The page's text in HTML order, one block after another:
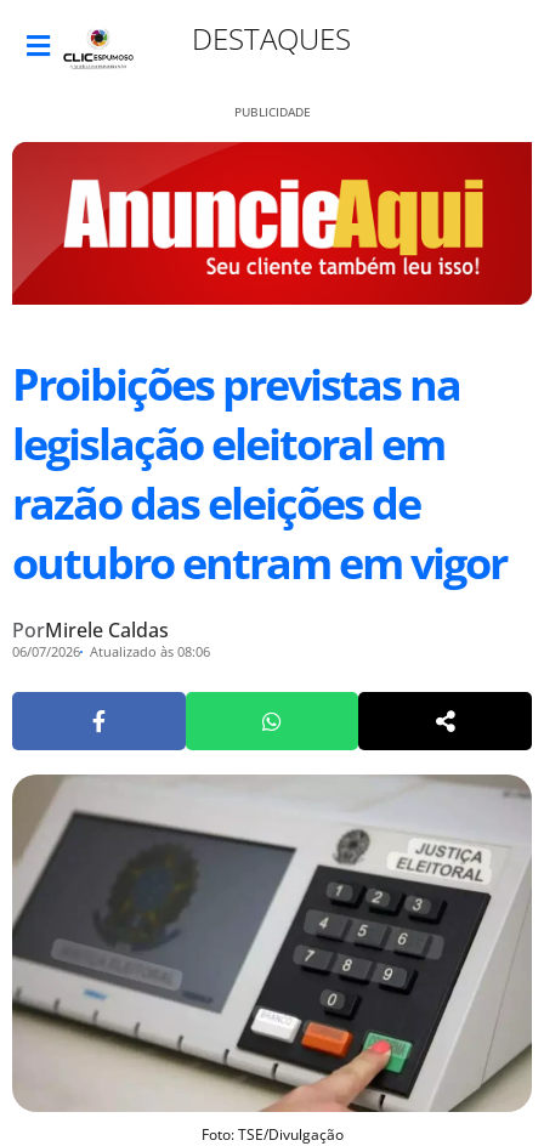
DESTAQUES
PUBLICIDADE
Proibições previstas na
legislação eleitoral em
razão das eleições de
outubro entram em vigor
PorMirele Caldas
06/07/2026 Atualizado às 08:06
Foto: TSE/Divulgação